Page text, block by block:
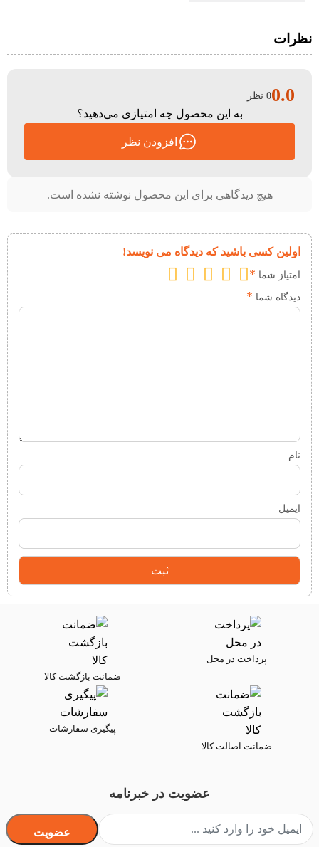
نظرات
هیچ دیدگاهی برای این محصول نوشته نشده است.
اولین کسی باشید که دیدگاه می نویسد!
امتیاز شما *
دیدگاه شما *
نام
ایمیل
0.00 نظر
به این محصول چه امتیازی می‌دهید؟
افزودن نظر
پرداخت در محل
ضمانت بازگشت کالا
ضمانت اصالت کالا
پیگیری سفارشات
عضویت در خبرنامه
عضویت